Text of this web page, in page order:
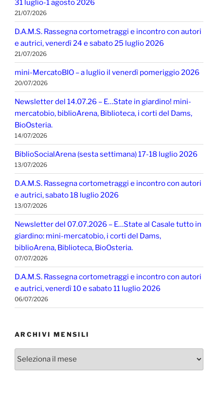
31 luglio-1 agosto 2026
21/07/2026
D.A.M.S. Rassegna cortometraggi e incontro con autori
e autrici, venerdì 24 e sabato 25 luglio 2026
21/07/2026
mini-MercatoBIO – a luglio il venerdì pomeriggio 2026
20/07/2026
Newsletter del 14.07.26 – E…State in giardino! mini-
mercatobio, biblioArena, Biblioteca, i corti del Dams,
BioOsteria.
14/07/2026
BiblioSocialArena (sesta settimana) 17-18 luglio 2026
13/07/2026
D.A.M.S. Rassegna cortometraggi e incontro con autori
e autrici, sabato 18 luglio 2026
13/07/2026
Newsletter del 07.07.2026 – E…State al Casale tutto in
giardino: mini-mercatobio, i corti del Dams,
biblioArena, Biblioteca, BioOsteria.
07/07/2026
D.A.M.S. Rassegna cortometraggi e incontro con autori
e autrici, venerdì 10 e sabato 11 luglio 2026
06/07/2026
ARCHIVI MENSILI
Archivi